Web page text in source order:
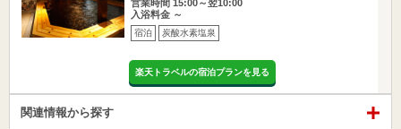
営業時間 15:00～翌10:00
入浴料金 ～
宿泊 炭酸水素塩泉
楽天トラベルの宿泊プランを見る
関連情報から探す